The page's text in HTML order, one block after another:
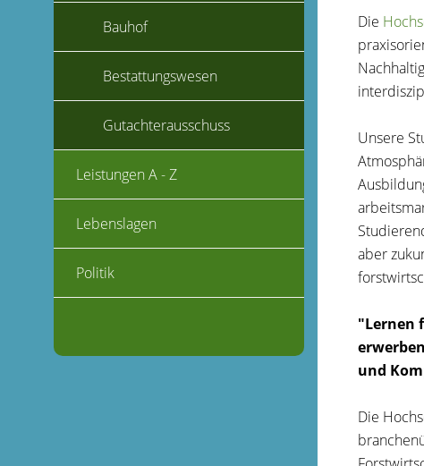
Die
Unsere
aber
"Lernen
und
Die
Bauhof
Bestattungswesen
Gutachterausschuss
Leistungen A - Z
Lebenslagen
Politik